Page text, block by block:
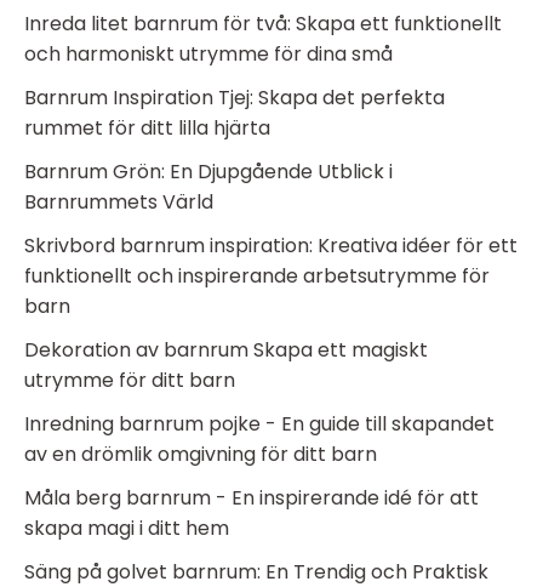
Inreda litet barnrum för två: Skapa ett funktionellt
och harmoniskt utrymme för dina små
Barnrum Inspiration Tjej: Skapa det perfekta
rummet för ditt lilla hjärta
Barnrum Grön: En Djupgående Utblick i
Barnrummets Värld
Skrivbord barnrum inspiration: Kreativa idéer för ett
funktionellt och inspirerande arbetsutrymme för
barn
Dekoration av barnrum Skapa ett magiskt
utrymme för ditt barn
Inredning barnrum pojke - En guide till skapandet
av en drömlik omgivning för ditt barn
Måla berg barnrum - En inspirerande idé för att
skapa magi i ditt hem
Säng på golvet barnrum: En Trendig och Praktisk